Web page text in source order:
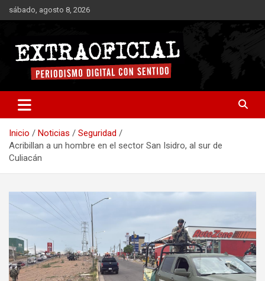
Saltar
al
sábado, agosto 8, 2026
Extraoficial
Inicio Noticias
Seguridad
Acribillan a un hombre en el sector San Isidro, al sur de
Culiacán